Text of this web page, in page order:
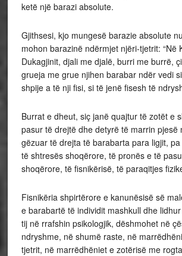
ketë një barazi absolute.
Gjithsesi, kjo mungesë barazie absolute
mohon barazinë ndërmjet njëri-tjetrit: “Në
Dukagjinit, djali me djalë, burri me burrë,
grueja me grue njihen barabar ndër vedi
shpije a të nji fisi, si të jenë fisesh të
Burrat e dheut, siç janë quajtur të zotët e
pasur të drejtë dhe detyrë të marrin pjesë
gëzuar të drejta të barabarta para ligjit,
të shtresës shoqërore, të pronës e të
shoqërore, të fisnikërisë, të paraqitjes
Fisnikëria shpirtërore e kanunësisë së
e barabartë të individit mashkull dhe
tij në rrafshin psikologjik, dëshmohet në
ndryshme, në shumë raste, në
tjetrit, në marrëdhëniet e zotërisë me